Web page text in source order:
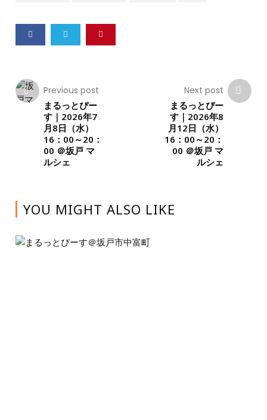
Previous post
まるっとぴー
す｜2026年7
月8日（水）
16：00～20：
00 ＠坂戸 マ
ルシェ
Next post
まるっとぴー
す｜2026年8
月12日（水）
16：00～20：
00 ＠坂戸 マ
ルシェ
YOU MIGHT ALSO LIKE